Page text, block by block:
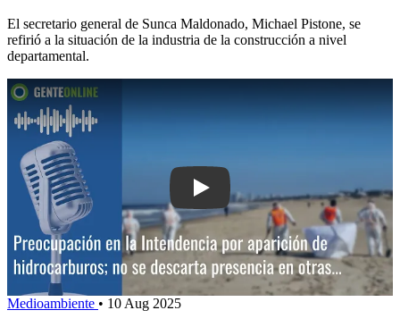
El secretario general de Sunca Maldonado, Michael Pistone, se
refirió a la situación de la industria de la construcción a nivel
departamental.
Play: Preocupación en la Intendencia
Medioambiente • 10 Aug 2025